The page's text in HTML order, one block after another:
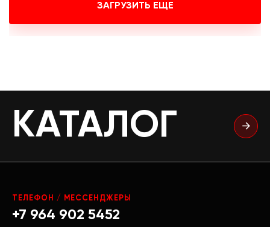
ЗАГРУЗИТЬ ЕЩЕ
КАТАЛОГ
ТЕЛЕФОН / МЕССЕНДЖЕРЫ
+7 964 902 5452